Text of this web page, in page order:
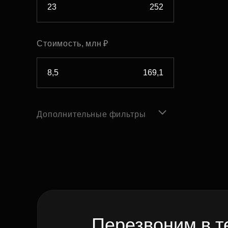
Стоимость, млн ₽
Дополнительные фильтры